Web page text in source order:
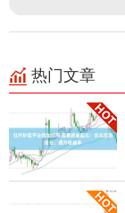
热门文章